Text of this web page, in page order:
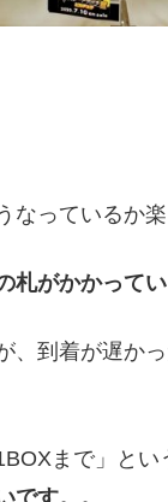
っているか楽
札がかかってい
、到着が遅か
まで」と